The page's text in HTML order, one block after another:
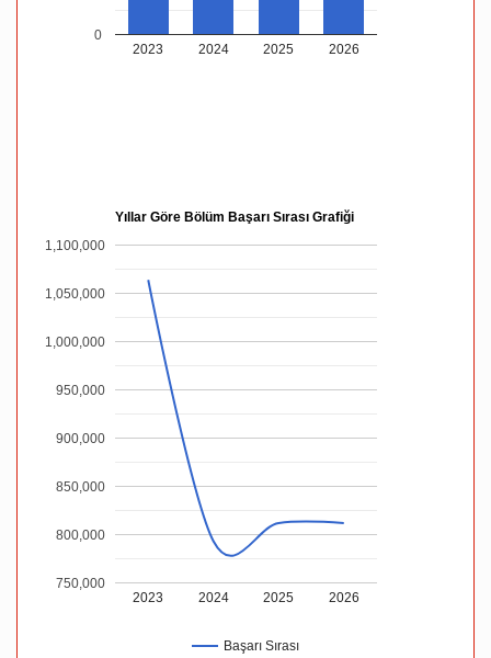
2023 2024 2025 2026
0
Yıllar Göre Bölüm Başarı Sırası Grafiği
Başarı Sırası
2023 2024 2025 2026
750,000
800,000
850,000
900,000
950,000
1,000,000
1,050,000
1,100,000